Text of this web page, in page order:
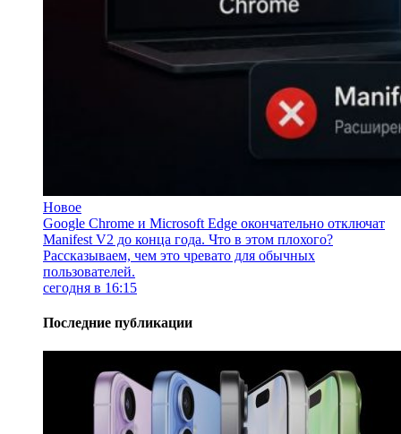
Новое
Google Chrome и Microsoft Edge окончательно отключат
Manifest V2 до конца года. Что в этом плохого?
Рассказываем, чем это чревато для обычных
пользователей.
сегодня в 16:15
Последние публикации